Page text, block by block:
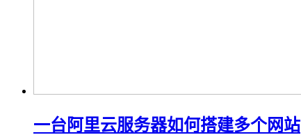
一台阿里云服务器如何搭建多个网站